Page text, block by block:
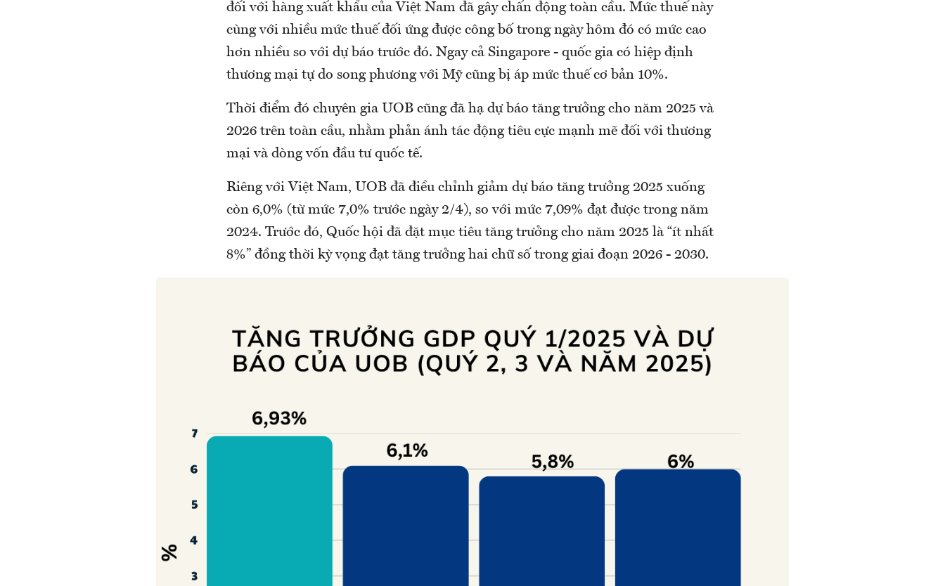
đối với hàng xuất khẩu của Việt Nam đã gây chấn động toàn cầu. Mức thuế này
cùng với nhiều mức thuế đối ứng được công bố trong ngày hôm đó có mức cao
hơn nhiều so với dự báo trước đó. Ngay cả Singapore - quốc gia có hiệp định
thương mại tự do song phương với Mỹ cũng bị áp mức thuế cơ bản 10%.
Thời điểm đó chuyên gia UOB cũng đã hạ dự báo tăng trưởng cho năm 2025 và
2026 trên toàn cầu, nhằm phản ánh tác động tiêu cực mạnh mẽ đối với thương
mại và dòng vốn đầu tư quốc tế.
Riêng với Việt Nam, UOB đã điều chỉnh giảm dự báo tăng trưởng 2025 xuống
còn 6,0% (từ mức 7,0% trước ngày 2/4), so với mức 7,09% đạt được trong năm
2024. Trước đó, Quốc hội đã đặt mục tiêu tăng trưởng cho năm 2025 là “ít nhất
8%” đồng thời kỳ vọng đạt tăng trưởng hai chữ số trong giai đoạn 2026 - 2030.